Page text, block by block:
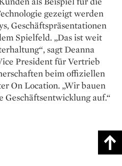
gezeigt werden
Geschäftspräsentationen
Spielfeld. „Das ist weit
sagt Deanna
President für Vertrieb
beim offiziellen
On Location. „Wir bauen
auf.“